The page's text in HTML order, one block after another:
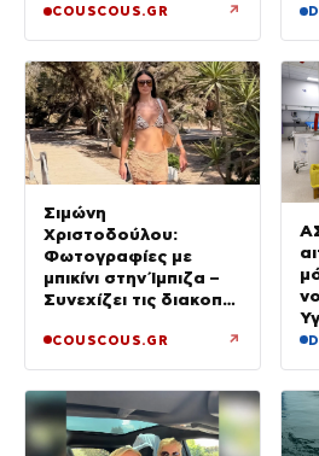
COUSCOUS.GR ↗
Σιμώνη
Χριστοδούλου:
Φωτογραφίες με
μπικίνι στην Ίμπιζα –
Συνεχίζει τις διακοπές
της, Αντρέα Γεωργίου
COUSCOUS.GR ↗